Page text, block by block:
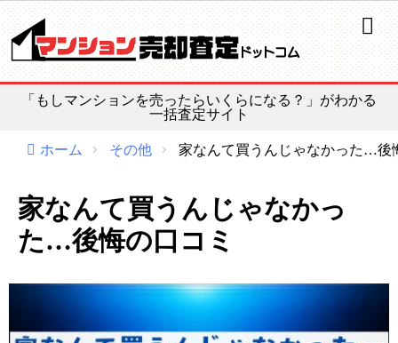
「もしマンションを売ったらいくらになる？」がわかる
一括査定サイト
ホーム
よくある質問
漫画で解説
コラム
マンション売却情報
売れる！不動産会社選び
ホーム その他 家なんて買うんじゃなかった…後
家なんて買うんじゃなかっ
た…後悔の口コミ